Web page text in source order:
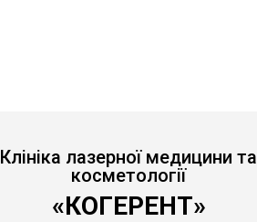
Клініка лазерної медицини та
косметології
«КОГЕРЕНТ»